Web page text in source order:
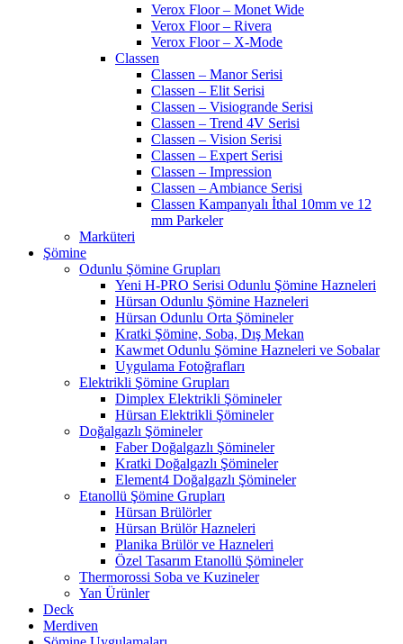
Verox Floor – Monet Wide
Verox Floor – Rivera
Verox Floor – X-Mode
Classen
Classen – Manor Serisi
Classen – Elit Serisi
Classen – Visiogrande Serisi
Classen – Trend 4V Serisi
Classen – Vision Serisi
Classen – Expert Serisi
Classen – Impression
Classen – Ambiance Serisi
Classen Kampanyalı İthal 10mm ve 12
mm Parkeler
Marküteri
Şömine
Odunlu Şömine Grupları
Yeni H-PRO Serisi Odunlu Şömine Hazneleri
Hürsan Odunlu Şömine Hazneleri
Hürsan Odunlu Orta Şömineler
Kratki Şömine, Soba, Dış Mekan
Kawmet Odunlu Şömine Hazneleri ve Sobalar
Uygulama Fotoğrafları
Elektrikli Şömine Grupları
Dimplex Elektrikli Şömineler
Hürsan Elektrikli Şömineler
Doğalgazlı Şömineler
Faber Doğalgazlı Şömineler
Kratki Doğalgazlı Şömineler
Element4 Doğalgazlı Şömineler
Etanollü Şömine Grupları
Hürsan Brülörler
Hürsan Brülör Hazneleri
Planika Brülör ve Hazneleri
Özel Tasarım Etanollü Şömineler
Thermorossi Soba ve Kuzineler
Yan Ürünler
Deck
Merdiven